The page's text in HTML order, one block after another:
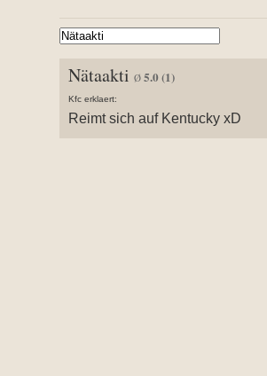
Nätaakti Ø 5.0(1)
Kfc erklaert:
Reimt sich auf Kentucky xD